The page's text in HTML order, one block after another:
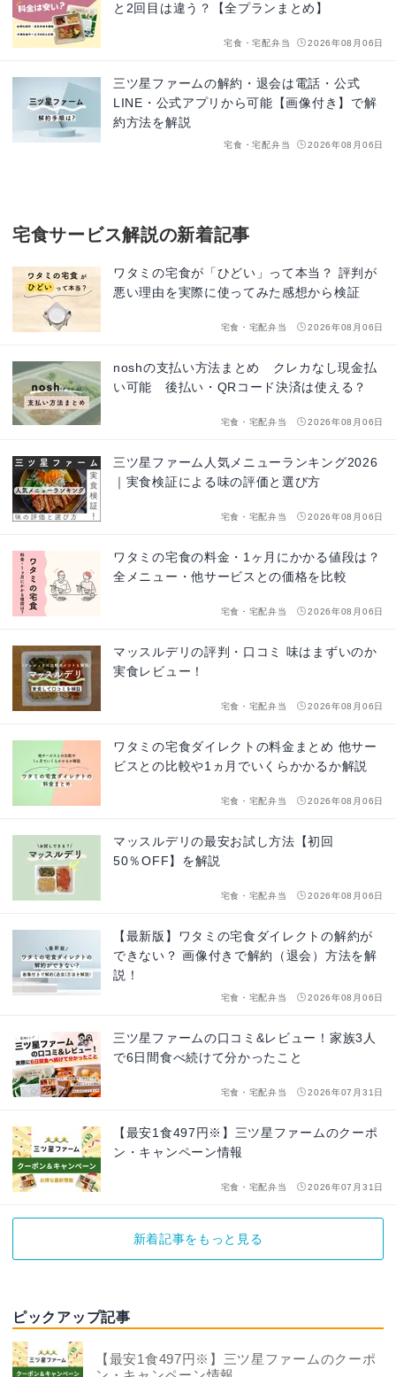
と2回目は違う？【全プランまとめ】
宅食・宅配弁当 2026年08月06日
三ツ星ファームの解約・退会は電話・公式
LINE・公式アプリから可能【画像付き】で解
約方法を解説
宅食・宅配弁当 2026年08月06日
宅食サービス解説の新着記事
ワタミの宅食が「ひどい」って本当？ 評判が
悪い理由を実際に使ってみた感想から検証
宅食・宅配弁当 2026年08月06日
noshの支払い方法まとめ クレカなし現金払
い可能 後払い・QRコード決済は使える？
宅食・宅配弁当 2026年08月06日
三ツ星ファーム人気メニューランキング2026
｜実食検証による味の評価と選び方
宅食・宅配弁当 2026年08月06日
ワタミの宅食の料金・1ヶ月にかかる値段は？
全メニュー・他サービスとの価格を比較
宅食・宅配弁当 2026年08月06日
マッスルデリの評判・口コミ 味はまずいのか
実食レビュー！
宅食・宅配弁当 2026年08月06日
ワタミの宅食ダイレクトの料金まとめ 他サー
ビスとの比較や1ヵ月でいくらかかるか解説
宅食・宅配弁当 2026年08月06日
マッスルデリの最安お試し方法【初回
50％OFF】を解説
宅食・宅配弁当 2026年08月06日
【最新版】ワタミの宅食ダイレクトの解約が
できない？ 画像付きで解約（退会）方法を解
説！
宅食・宅配弁当 2026年08月06日
三ツ星ファームの口コミ&レビュー！家族3人
で6日間食べ続けて分かったこと
宅食・宅配弁当 2026年07月31日
【最安1食497円※】三ツ星ファームのクーポ
ン・キャンペーン情報
宅食・宅配弁当 2026年07月31日
新着記事をもっと見る
ピックアップ記事
【最安1食497円※】三ツ星ファームのクーポ